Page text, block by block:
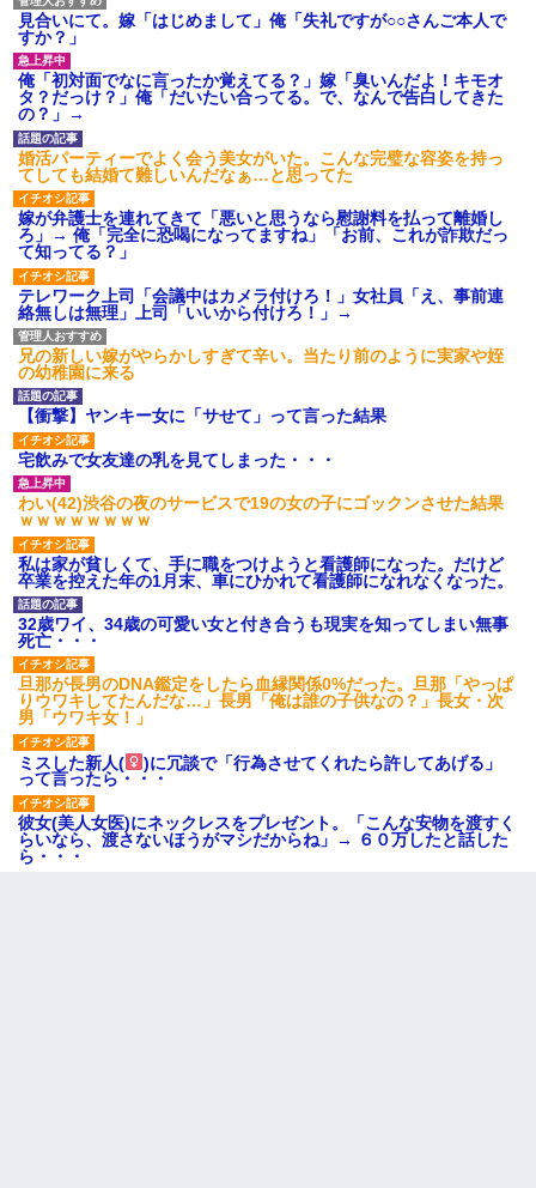
【GIF】JSのカンチョーワロ
タ
後続車にクラクションを鳴ら
され彼氏が逆切れ。「何クラク
ション鳴らしてんだ！降りてこ
いよ！」と怒鳴りだし...
【衝撃】報酬100万円超の治験
募集がこちらｗｗｗｗｗ(※画像
あり)
【ネット騒然】惨殺されたタ
ワマン頂き女子のこの動画、す
げえええええｗｗｗｗｗｗｗｗ
ｗｗｗ
【愕然】白のクラウン俺氏、
高速道路左車線を制限速度で走
った結果wwwwwwwwwwww
百年の恋12-899 食べた量を
張り合ってくる
【悲報】佐藤輝明・・・２軍
でも盛大にやらかす←あまり悲
しませないでくれ
見合いにて。嫁「はじめまして」俺「失礼ですが○○さんご本人で
すか？」
俺「初対面でなに言ったか覚えてる？」嫁「臭いんだよ！キモオ
タ？だっけ？」俺「だいたい合ってる。で、なんで告白してきた
の？」→
婚活パーティーでよく会う美女がいた。こんな完璧な容姿を持っ
てしても結婚て難しいんだなぁ…と思ってた
嫁が弁護士を連れてきて「悪いと思うなら慰謝料を払って離婚し
ろ」→ 俺「完全に恐喝になってますね」「お前、これが詐欺だっ
て知ってる？」
テレワーク上司「会議中はカメラ付けろ！」女社員「え、事前連
絡無しは無理」上司「いいから付けろ！」→
兄の新しい嫁がやらかしすぎて辛い。当たり前のように実家や姪
の幼稚園に来る
【衝撃】ヤンキー女に「サせて」って言った結果
宅飲みで女友達の乳を見てしまった・・・
わい(42)渋谷の夜のサービスで19の女の子にゴックンさせた結果
ｗｗｗｗｗｗｗｗ
私は家が貧しくて、手に職をつけようと看護師になった。だけど
卒業を控えた年の1月末、車にひかれて看護師になれなくなった。
32歳ワイ、34歳の可愛い女と付き合うも現実を知ってしまい無事
死亡・・・
旦那が長男のDNA鑑定をしたら血縁関係0%だった。旦那「やっぱ
りウワキしてたんだな…」長男「俺は誰の子供なの？」長女・次
男「ウワキ女！」
ミスした新人(
)に冗談で「行為させてくれたら許してあげる」
って言ったら・・・
彼女(美人女医)にネックレスをプレゼント。「こんな安物を渡すく
らいなら、渡さないほうがマシだからね」→ ６０万したと話した
ら・・・